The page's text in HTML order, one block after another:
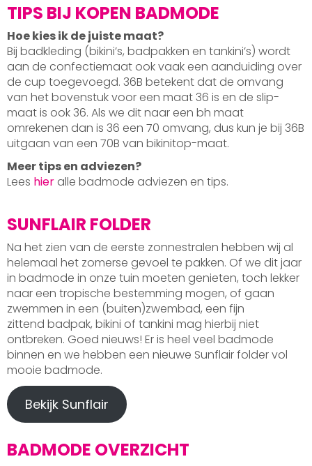
TIPS BIJ KOPEN BADMODE
Hoe kies ik de juiste maat?
Bij badkleding (bikini’s, badpakken en tankini’s) wordt
aan de confectiemaat ook vaak een aanduiding over
de cup toegevoegd. 36B betekent dat de omvang
van het bovenstuk voor een maat 36 is en de slip-
maat is ook 36. Als we dit naar een bh maat
omrekenen dan is 36 een 70 omvang, dus kun je bij 36B
uitgaan van een 70B van bikinitop-maat.
Meer tips en adviezen?
Lees hier alle badmode adviezen en tips.
SUNFLAIR FOLDER
Na het zien van de eerste zonnestralen hebben wij al
helemaal het zomerse gevoel te pakken. Of we dit jaar
in badmode in onze tuin moeten genieten, toch lekker
naar een tropische bestemming mogen, of gaan
zwemmen in een (buiten)zwembad, een fijn
zittend badpak, bikini of tankini mag hierbij niet
ontbreken. Goed nieuws! Er is heel veel badmode
binnen en we hebben een nieuwe Sunflair folder vol
mooie badmode.
Bekijk Sunflair
BADMODE OVERZICHT